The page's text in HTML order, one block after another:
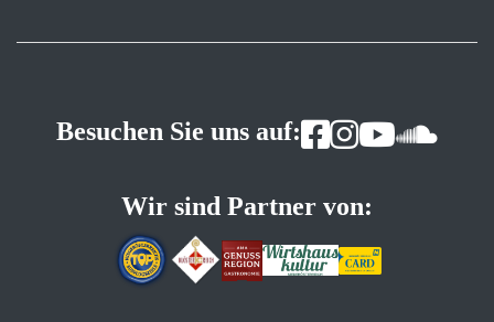
Besuchen Sie uns auf:
Wir sind Partner von: